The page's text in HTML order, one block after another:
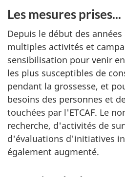
Les mesures prises...
Depuis le début des
multiples activités et
sensibilisation pour venir
les plus susceptibles de
pendant la grossesse, et
besoins des personnes et
touchées par l'ETCAF. Le
recherche, d'activités de
d'évaluations d'initiatives
également augmenté.